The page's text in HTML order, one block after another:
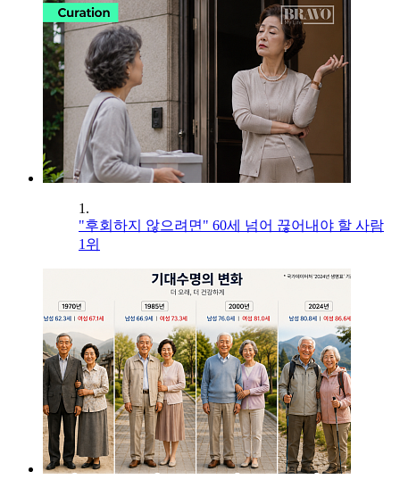
1.
"후회하지 않으려면" 60세 넘어 끊어내야 할 사람
1위